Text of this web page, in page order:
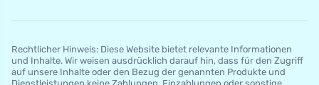
Rechtlicher Hinweis: Diese Website bietet relevante Informationen
und Inhalte. Wir weisen ausdrücklich darauf hin, dass für den Zugriff
auf unsere Inhalte oder den Bezug der genannten Produkte und